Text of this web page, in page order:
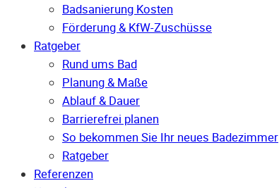
Badsanierung Kosten
Förderung & KfW-Zuschüsse
Ratgeber
Rund ums Bad
Planung & Maße
Ablauf & Dauer
Barrierefrei planen
So bekommen Sie Ihr neues Badezimmer
Ratgeber
Referenzen